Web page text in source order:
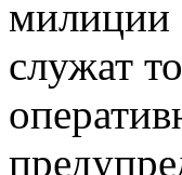
милиции
служат